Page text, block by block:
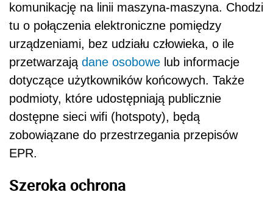
komunikację na linii maszyna-maszyna. Chodzi
tu o połączenia elektroniczne pomiędzy
urządzeniami, bez udziału człowieka, o ile
przetwarzają dane osobowe lub informacje
dotyczące użytkowników końcowych. Także
podmioty, które udostępniają publicznie
dostępne sieci wifi (hotspoty), będą
zobowiązane do przestrzegania przepisów
EPR.
Szeroka ochrona